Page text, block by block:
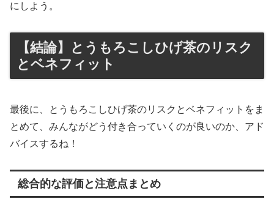
にしよう。
【結論】とうもろこしひげ茶のリスク
とベネフィット
最後に、とうもろこしひげ茶のリスクとベネフィットをま
とめて、みんながどう付き合っていくのが良いのか、アド
バイスするね！
総合的な評価と注意点まとめ